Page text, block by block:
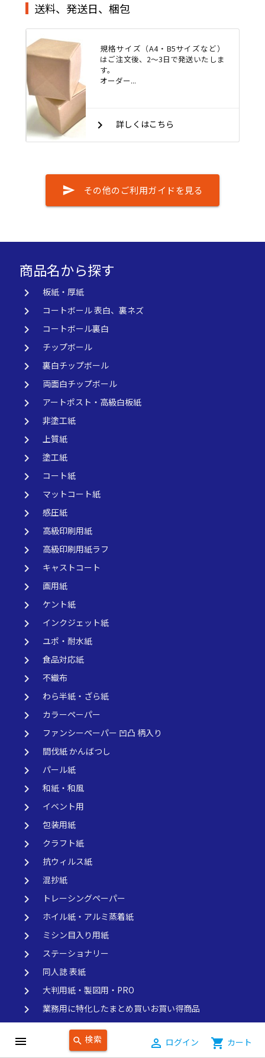
menu search 検索 person_outline ログイン shopping_cart カート
送料、発送日、梱包
規格サイズ（A4・B5サイズなど）
はご注文後、2～3日で発送いたしま
す。
オーダー...
keyboard_arrow_right 詳しくはこちら
send その他のご利用ガイドを見る
商品名から探す
keyboard_arrow_right 板紙・厚紙
keyboard_arrow_right コートボール 表白、裏ネズ
keyboard_arrow_right コートボール裏白
keyboard_arrow_right チップボール
keyboard_arrow_right 裏白チップボール
keyboard_arrow_right 両面白チップボール
keyboard_arrow_right アートポスト・高級白板紙
keyboard_arrow_right 非塗工紙
keyboard_arrow_right 上質紙
keyboard_arrow_right 塗工紙
keyboard_arrow_right コート紙
keyboard_arrow_right マットコート紙
keyboard_arrow_right 感圧紙
keyboard_arrow_right 高級印刷用紙
keyboard_arrow_right 高級印刷用紙ラフ
keyboard_arrow_right キャストコート
keyboard_arrow_right 画用紙
keyboard_arrow_right ケント紙
keyboard_arrow_right インクジェット紙
keyboard_arrow_right ユポ・耐水紙
keyboard_arrow_right 食品対応紙
keyboard_arrow_right 不織布
keyboard_arrow_right わら半紙・ざら紙
keyboard_arrow_right カラーペーパー
keyboard_arrow_right ファンシーペーパー 凹凸 柄入り
keyboard_arrow_right 間伐紙 かんばつし
keyboard_arrow_right パール紙
keyboard_arrow_right 和紙・和風
keyboard_arrow_right イベント用
keyboard_arrow_right 包装用紙
keyboard_arrow_right クラフト紙
keyboard_arrow_right 抗ウィルス紙
keyboard_arrow_right 混抄紙
keyboard_arrow_right トレーシングペーパー
keyboard_arrow_right ホイル紙・アルミ蒸着紙
keyboard_arrow_right ミシン目入り用紙
keyboard_arrow_right ステーショナリー
keyboard_arrow_right 同人誌 表紙
keyboard_arrow_right 大判用紙・製図用・PRO
keyboard_arrow_right 業務用に特化したまとめ買いお買い得商品
シール用紙
keyboard_arrow_right ムジ A4・30穴用紙 ムジ B5・26穴用紙